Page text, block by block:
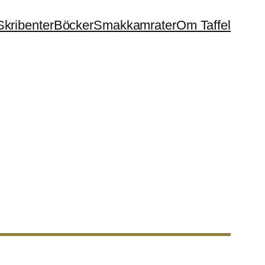
BöckerSmakkamraterOm Taffel